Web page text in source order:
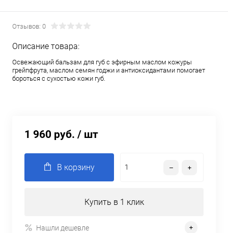
Отзывов: 0
Описание товара:
Освежающий бальзам для губ с эфирным маслом кожуры
грейпфрута, маслом семян годжи и антиоксидантами помогает
бороться с сухостью кожи губ.
1 960 руб. / шт
В корзину
Купить в 1 клик
Нашли дешевле